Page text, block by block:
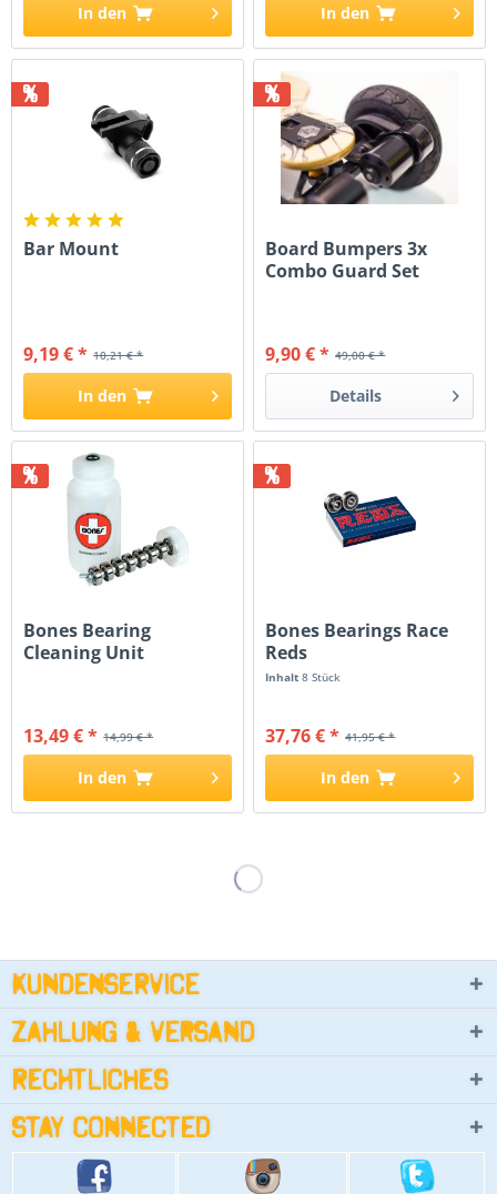
In den In den
%
Bar Mount
10,21 € *
9,19 € *
In den
%
Board Bumpers 3x
Combo Guard Set
49,00 € *
9,90 € *
Details
%
Bones Bearing
Cleaning Unit
14,99 € *
13,49 € *
In den
%
Bones Bearings Race
Reds
Inhalt8 Stück
41,95 € *
37,76 € *
In den
Kundenservice
Zahlung & Versand
Rechtliches
Stay connected